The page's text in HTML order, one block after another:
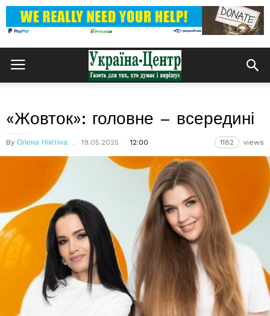
«Жовток»: головне – всередині
By Олена Нікітіна 19.05.2025 12:00 1182 views